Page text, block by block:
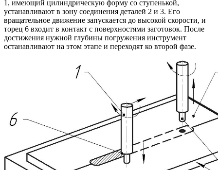
1, имеющий цилиндрическую форму со ступенькой,
устанавливают в зону соединения деталей 2 и 3. Его
вращательное движение запускается до высокой скорости, и
торец 6 входит в контакт с поверхностями заготовок. После
достижения нужной глубины погружения инструмент
останавливают на этом этапе и переходят ко второй фазе.